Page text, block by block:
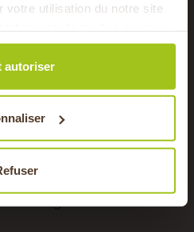
votre utilisation du notre site
données peuvent être
que vous leur
lors de votre
autoriser
Été, Printemps
Végétarien
chaque semaine de bons
& de saison !